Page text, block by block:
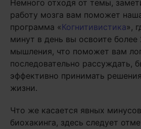
Немного отходя от темы,
работу мозга вам поможет
программа «Когнитивистика»,
минут в день вы освоите более
мышления, что поможет вам
последовательно рассуждать,
эффективно принимать
жизни.
Что же касается явных
биохакинга, здесь следует